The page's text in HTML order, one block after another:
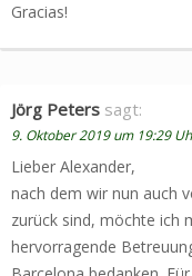
Gracias!
Jörg Peters sagt:
9. Oktober 2019 um 19:29
Lieber Alexander,
nach dem wir nun auch
zurück sind, möchte ich
hervorragende